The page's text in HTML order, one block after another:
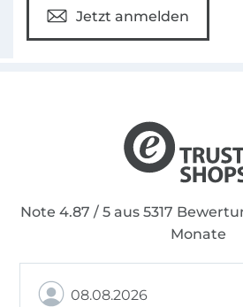
Jetzt anmelden
Note 4.87 / 5 aus 5317
Monate
08.08.2026